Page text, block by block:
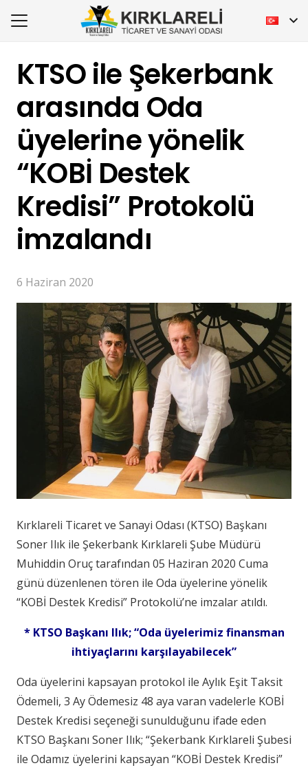
KTSO ile Şekerbank
arasında Oda
üyelerine yönelik
“KOBİ Destek
Kredisi” Protokolü
imzalandı
6 Haziran 2020
Kırklareli Ticaret ve Sanayi Odası (KTSO) Başkanı
Soner Ilık ile Şekerbank Kırklareli Şube Müdürü
Muhiddin Oruç tarafından 05 Haziran 2020 Cuma
günü düzenlenen tören ile Oda üyelerine yönelik
“KOBİ Destek Kredisi” Protokolü’ne imzalar atıldı.
* KTSO Başkanı Ilık; “Oda üyelerimiz finansman
ihtiyaçlarını karşılayabilecek”
Oda üyelerini kapsayan protokol ile Aylık Eşit Taksit
Ödemeli, 3 Ay Ödemesiz 48 aya varan vadelerle KOBİ
Destek Kredisi seçeneği sunulduğunu ifade eden
KTSO Başkanı Soner Ilık; “Şekerbank Kırklareli Şubesi
ile Odamız üyelerini kapsayan “KOBİ Destek Kredisi”